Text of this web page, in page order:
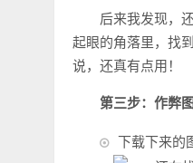
后来我发现，
起眼的角落里，找
说，还真有点用！
第三步：作弊
下载下来的